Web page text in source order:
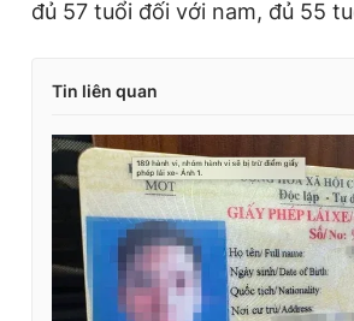
đủ 57 tuổi đối với nam, đủ 55
Tin liên quan